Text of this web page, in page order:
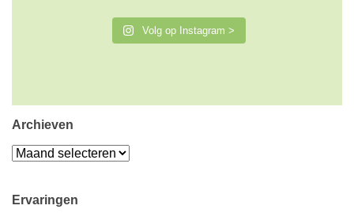
Volg op Instagram >
Archieven
Archieven
Ervaringen